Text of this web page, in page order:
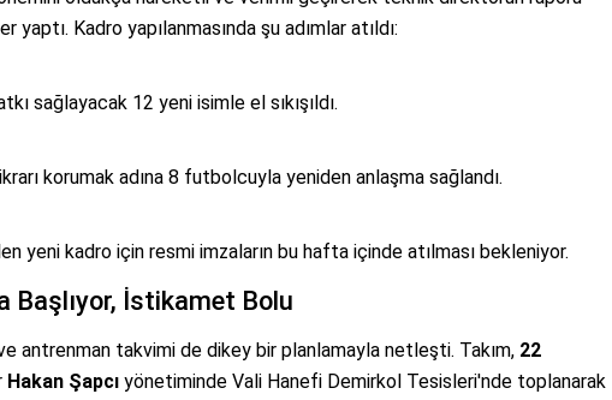
Kadro yapılanmasında şu adımlar atıldı:
sağlayacak 12 yeni isimle el sıkışıldı.
korumak adına 8 futbolcuyla yeniden anlaşma sağlandı.
yeni kadro için resmi imzaların bu hafta içinde atılması bekleniyor.
Başlıyor, İstikamet Bolu
antrenman takvimi de dikey bir planlamayla netleşti. Takım, 22
Hakan Şapcı yönetiminde Vali Hanefi Demirkol Tesisleri'nde toplanarak